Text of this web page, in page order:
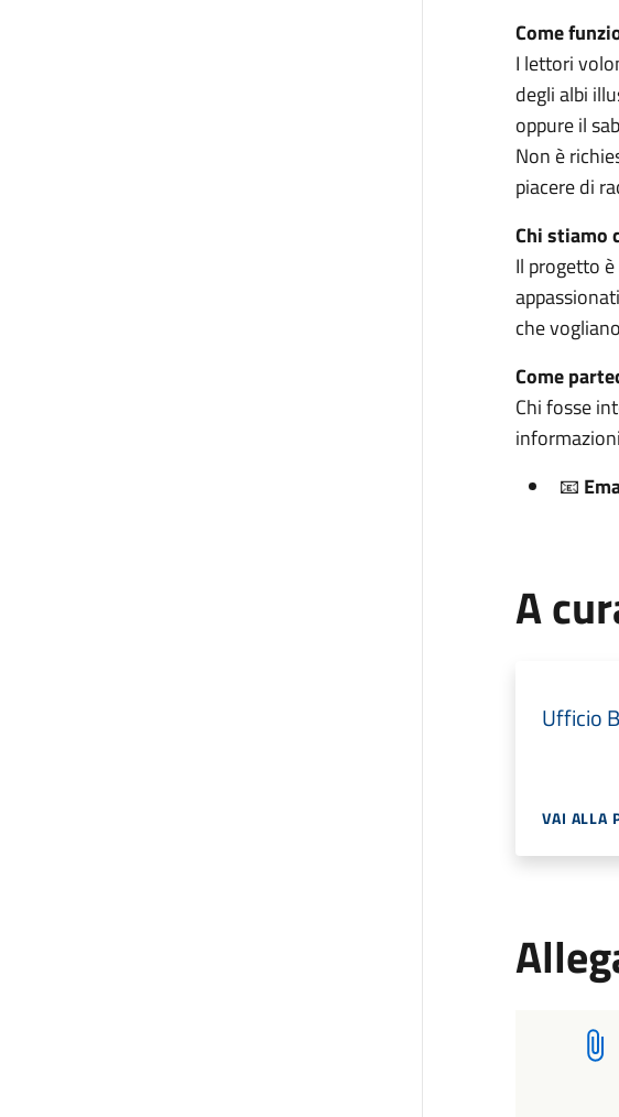
Come
I lettori
degli albi
oppure il
Non è
piacere di
Chi stiamo
Il progetto
che
Come
Chi fosse
📧
A
Ufficio
VAI ALLA